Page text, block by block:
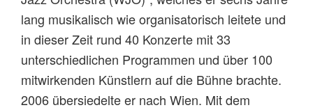
lang musikalisch wie organisatorisch leitete und
in dieser Zeit rund 40 Konzerte mit 33
unterschiedlichen Programmen und über 100
mitwirkenden Künstlern auf die Bühne brachte.
2006 übersiedelte er nach Wien. Mit dem